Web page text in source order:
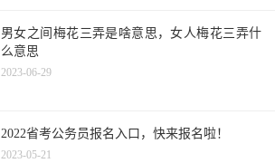
男女之间梅花三弄是啥意思，女人梅花三弄什
么意思
2023-06-29
2022省考公务员报名入口，快来报名啦！
2023-05-21